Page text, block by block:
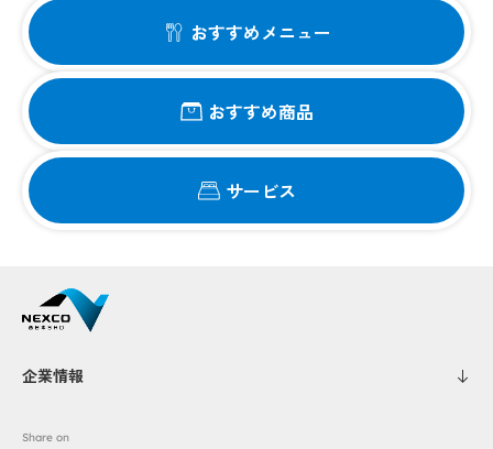
おすすめメニュー
おすすめ商品
サービス
企業情報
Share on